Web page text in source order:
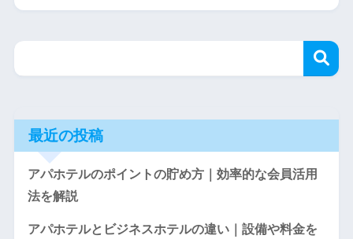
最近の投稿
アパホテルのポイントの貯め方｜効率的な会員活用
法を解説
アパホテルとビジネスホテルの違い｜設備や料金を